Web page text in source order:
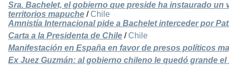
Sra. Bachelet, el gobierno que preside ha instaurado
territorios mapuche / Chile
Amnistía Internacional pide a Bachelet interceder por
Carta a la Presidenta de Chile / Chile
Manifestación en España en favor de presos políticos
Ex Juez Guzmán: al gobierno chileno le quedó grande